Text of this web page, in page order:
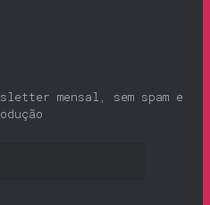
mensal, sem spam e